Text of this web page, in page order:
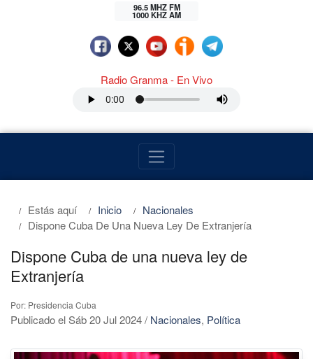
96.5 MHZ FM
1000 KHZ AM
Radio Granma - En Vivo
Estás aquí Inicio
Nacionales
Dispone Cuba De Una Nueva Ley De Extranjería
Dispone Cuba de una nueva ley de
Extranjería
Por: Presidencia Cuba
Publicado el Sáb 20 Jul 2024/ Nacionales, Política